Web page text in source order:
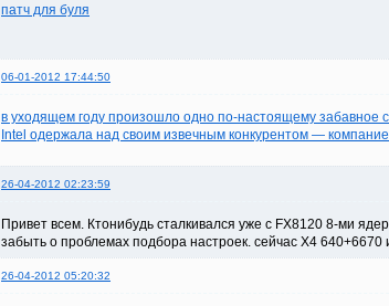
патч для буля
06-01-2012 17:44:50
в уходящем году произошло одно по-настоящему забавное
Intel одержала над своим извечным конкурентом —
26-04-2012 02:23:59
Привет всем. Ктонибудь сталкивался уже с FX8120 8-ми
забыть о проблемах подбора настроек. сейчас Х4 640+6670
26-04-2012 05:20:32